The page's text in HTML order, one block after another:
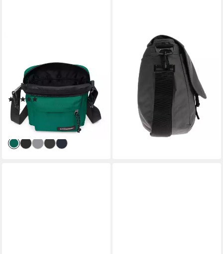
BAG, Umhängetasche mit
Reißverschlussfächern und
großem Steckfach
(1)
26,53 €
-24%
lieferbar - in 1-2 Werktagen bei dir
Umhängetasche Große
Herren Damen Messenger
Bag Tasche Umhängetasche
(1 tlg), wasserabweisend
44,95 €
lieferbar - in 2-3 Werktagen bei dir